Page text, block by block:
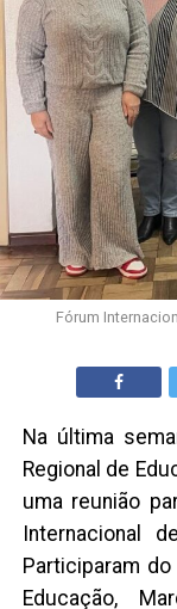
Fórum
Na última
Regional de
uma reunião
Internacional
Participaram
Educação,